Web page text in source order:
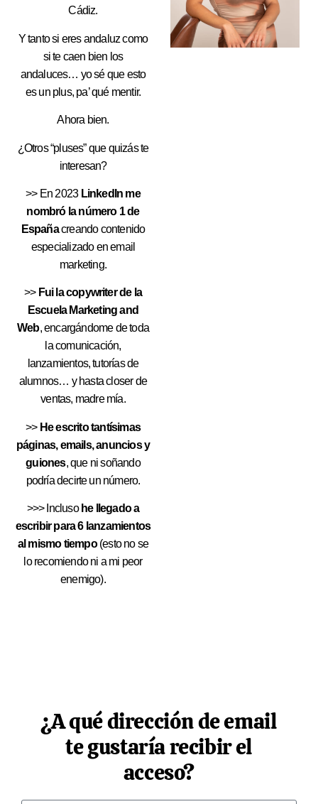
Cádiz.
Y tanto si eres andaluz como
si te caen bien los
andaluces… yo sé que esto
es un plus, pa’ qué mentir.
Ahora bien.
¿Otros “pluses” que quizás te
interesan?
>> En 2023 LinkedIn me
nombró la número 1 de
Españacreando contenido
especializado en email
marketing.
>> Fui la copywriter de la
Escuela Marketing and
Web, encargándome de toda
la comunicación,
lanzamientos, tutorías de
alumnos… y hasta closer de
ventas, madre mía.
>> He escrito tantísimas
páginas, emails, anuncios y
guiones, que ni soñando
podría decirte un número.
>>> Incluso he llegado a
escribir para 6 lanzamientos
al mismo tiempo(esto no se
lo recomiendo ni a mi peor
enemigo).
¿A qué dirección de email
te gustaría recibir el
acceso?